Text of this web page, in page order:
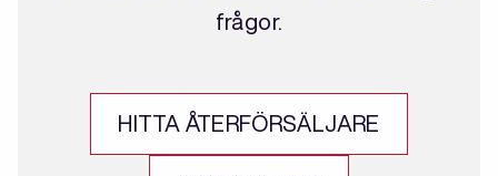
frågor.
HITTA ÅTERFÖRSÄLJARE